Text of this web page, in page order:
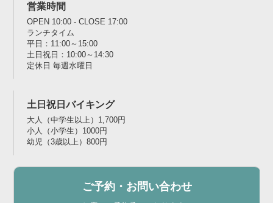
営業時間
OPEN 10:00 - CLOSE 17:00
ランチタイム
平日：11:00～15:00
土日祝日：10:00～14:30
定休日 毎週水曜日
土日祝日バイキング
大人（中学生以上）1,700円
小人（小学生）1000円
幼児（3歳以上）800円
ご予約・お問い合わせ